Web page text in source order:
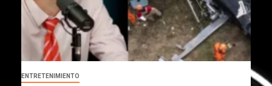
ENTRETENIMIENTO